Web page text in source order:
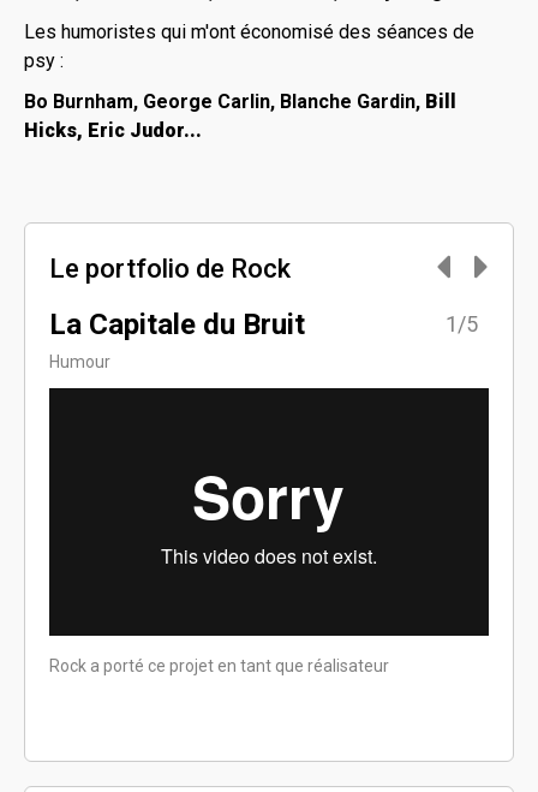
Les humoristes qui m'ont économisé des séances de
psy :
Bo Burnham, George Carlin, Blanche Gardin, Bill
Hicks, Eric Judor...
Le portfolio de Rock
La Capitale du Bruit
Humour
1/5
Rock a porté ce projet en tant que réalisateur